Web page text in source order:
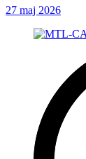
27 maj 2026